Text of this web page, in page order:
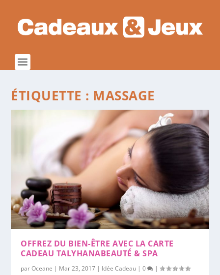
ÉTIQUETTE : MASSAGE
OFFREZ DU BIEN-ÊTRE AVEC LA CARTE
CADEAU TALYHANABEAUTÉ & SPA
parOceane | Mar 23, 2017 | Idée Cadeau |0 |